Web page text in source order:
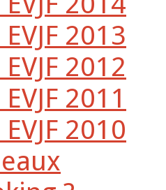
2013
2012
2011
2010